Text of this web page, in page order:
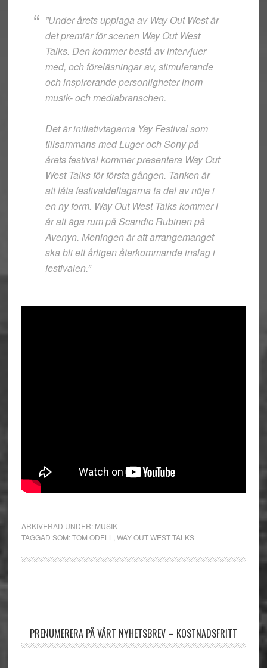
”Under årets upplaga av Way Out West är
det premiär för scenen Way Out West
Talks. Den kommer bestå av intervjuer
med, och föreläsningar av, stimulerande
och inspirerande personligheter inom
musik- och mediabranschen.
Det är initiativtagarna Yay Festival som
tillsammans med Luger och Sony på
årets festival kommer presentera Way Out
West Talks för första gången. Tanken är
att låta festivaldeltagarna ta del av nöje i
en ny form. Way Out West Talks kommer i
år att äga rum på Scandic Rubinen på
Avenyn. Meningen är att arrangemanget
ska bli ett årligen återkommande inslag i
festivalen.”
ARKIVERAD UNDER: MUSIK
TAGGAD SOM:TOM ODELL WAY OUT WEST TALKS
PRENUMERERA PÅ VÅRT NYHETSBREV – KOSTNADSFRITT